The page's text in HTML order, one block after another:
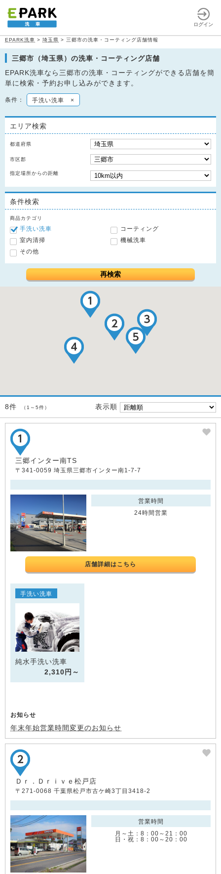
ログイン
EPARK洗車 > 埼玉県 > 三郷市の洗車・コーティング店舗情報
三郷市（埼玉県）の洗車・コーティング店舗
EPARK洗車なら三郷市の洗車・コーティングができる店舗を簡
単に検索・予約お申し込みができます。
条件： 手洗い洗車 ×
エリア検索
都道府県
市区郡
指定場所からの距離
条件検索
商品カテゴリ
手洗い洗車
コーティング
室内清掃
機械洗車
その他
再検索
8件 （1～5件） 表示順
三郷インター南TS
〒341-0059 埼玉県三郷市インター南1-7-7
営業時間
24時間営業
店舗詳細はこちら
手洗い洗車
純水手洗い洗車
2,310円～
お知らせ
年末年始営業時間変更のお知らせ
Ｄｒ．Ｄｒｉｖｅ松戸店
〒271-0068 千葉県松戸市古ケ崎3丁目3418-2
営業時間
月～土：8：00～21：00
日・祝：8：00～20：00